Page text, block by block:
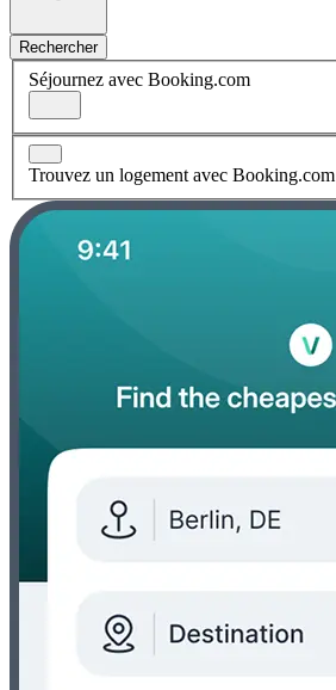
Rechercher
Séjournez avec Booking.com
Trouvez un logement avec Booking.com